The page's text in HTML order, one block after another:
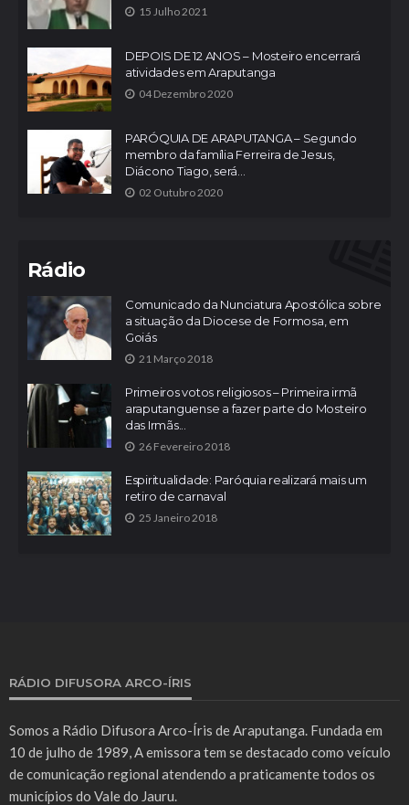
15 Julho 2021
DEPOIS DE 12 ANOS – Mosteiro encerrará
atividades em Araputanga
04 Dezembro 2020
PARÓQUIA DE ARAPUTANGA – Segundo
membro da família Ferreira de Jesus,
Diácono Tiago, será...
02 Outubro 2020
Rádio
Comunicado da Nunciatura Apostólica sobre
a situação da Diocese de Formosa, em
Goiás
21 Março 2018
Primeiros votos religiosos – Primeira irmã
araputanguense a fazer parte do Mosteiro
das Irmãs...
26 Fevereiro 2018
Espiritualidade: Paróquia realizará mais um
retiro de carnaval
25 Janeiro 2018
RÁDIO DIFUSORA ARCO-ÍRIS
Somos a Rádio Difusora Arco-Íris de Araputanga. Fundada em
10 de julho de 1989, A emissora tem se destacado como veículo
de comunicação regional atendendo a praticamente todos os
municípios do Vale do Jauru.